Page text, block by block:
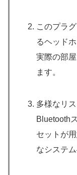
このプラ
るヘッド
実際の部
ます。
多様なリ
Bluetooth
セットが
なシステ